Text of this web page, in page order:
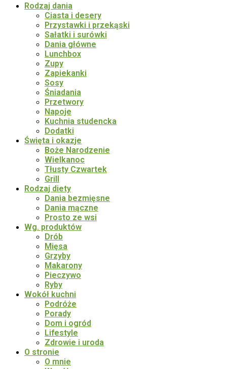
Rodzaj dania
Ciasta i desery
Przystawki i przekąski
Sałatki i surówki
Dania główne
Lunchbox
Zupy
Zapiekanki
Sosy
Śniadania
Przetwory
Napoje
Kuchnia studencka
Dodatki
Święta i okazje
Boże Narodzenie
Wielkanoc
Tłusty Czwartek
Grill
Rodzaj diety
Dania bezmięsne
Dania mączne
Prosto ze wsi
Wg. produktów
Drób
Mięsa
Grzyby
Makarony
Pieczywo
Ryby
Wokół kuchni
Podróże
Porady
Dom i ogród
Lifestyle
Zdrowie i uroda
O stronie
O mnie